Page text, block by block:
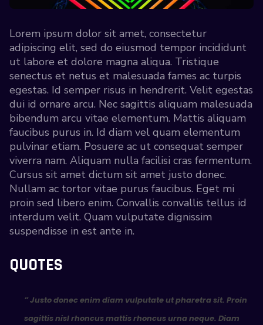
Lorem ipsum dolor sit amet, consectetur
adipiscing elit, sed do eiusmod tempor incididunt
ut labore et dolore magna aliqua. Tristique
senectus et netus et malesuada fames ac turpis
egestas. Id semper risus in hendrerit. Velit egestas
dui id ornare arcu. Nec sagittis aliquam malesuada
bibendum arcu vitae elementum. Mattis aliquam
faucibus purus in. Id diam vel quam elementum
pulvinar etiam. Posuere ac ut consequat semper
viverra nam. Aliquam nulla facilisi cras fermentum.
Cursus sit amet dictum sit amet justo donec.
Nullam ac tortor vitae purus faucibus. Eget mi
proin sed libero enim. Convallis convallis tellus id
interdum velit. Quam vulputate dignissim
suspendisse in est ante in.
QUOTES
” Justo donec enim diam vulputate ut pharetra sit. Proin
sagittis nisl rhoncus mattis rhoncus urna neque. Diam